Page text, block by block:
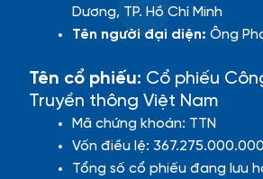
Dương, TP. Hồ Chí Minh
Tên người đại diện: Ông
Tên cổ phiếu: Cổ phiếu
Truyền thông Việt Nam
Mã chứng khoán: TTN
Vốn điều lệ:
Tổng số cổ phiếu đang lưu